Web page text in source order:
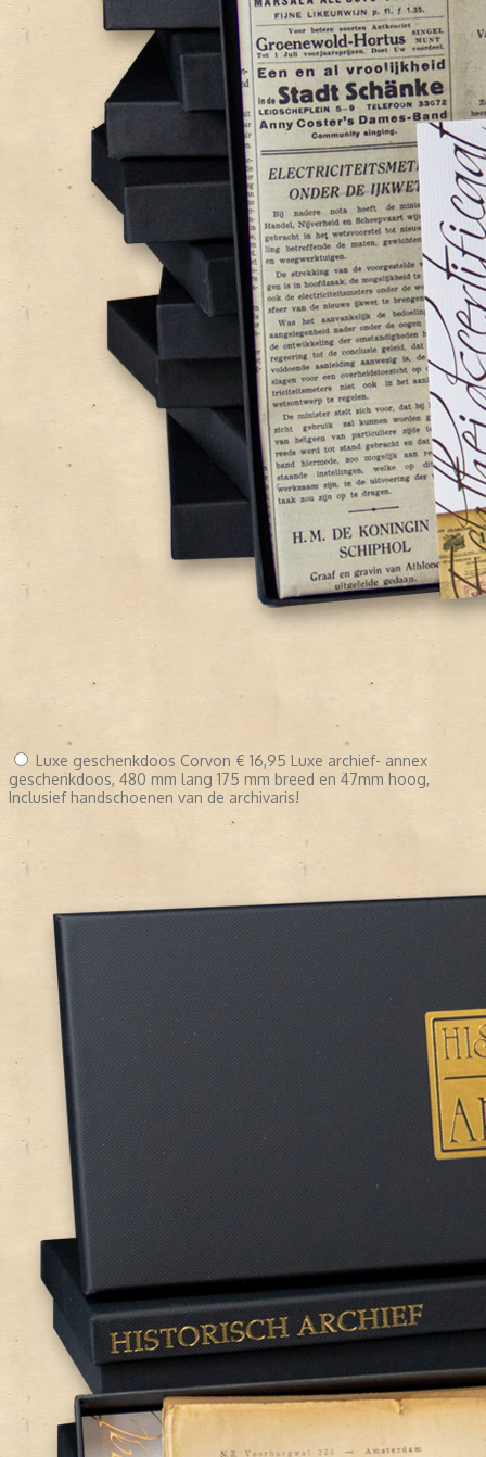
Luxe geschenkdoos Corvon € 16,95 Luxe archief- annex
geschenkdoos, 480 mm lang 175 mm breed en 47mm hoog,
Inclusief handschoenen van de archivaris!